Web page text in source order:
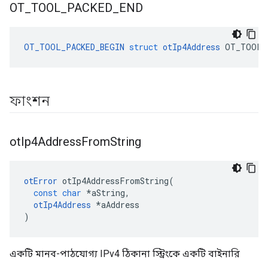
OT TOOL PACKED END
OT_TOOL_PACKED_BEGIN struct otIp4Address
ফাংশন
otIp4AddressFromString
otError otIp4AddressFromString(
const char *aString,
otIp4Address *aAddress
)
একটি মানব-পাঠযোগ্য IPv4 ঠিকানা স্ট্রিংকে একটি বাইনারি